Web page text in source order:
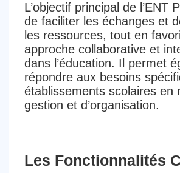
L’objectif principal de l’ENT
de faciliter les échanges et
les ressources, tout en
approche collaborative et
dans l’éducation. Il permet
répondre aux besoins
établissements scolaires en
gestion et d’organisation.
Les Fonctionnalités